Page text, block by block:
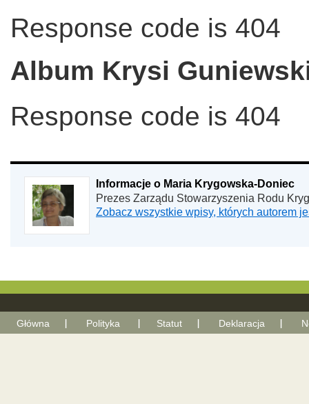
Response code is 404
Album Krysi
Response code is 404
Informacje o Maria Krygowska-Doniec
Prezes Zarządu Stowarzyszenia Rodu
Zobacz wszystkie wpisy, których autorem
Główna Polityka Statut Deklaracja With